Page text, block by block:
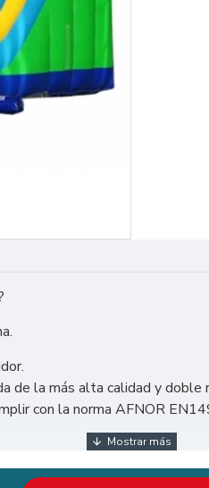
la más alta calidad y
con la norma AFNOR
Unidos, México,